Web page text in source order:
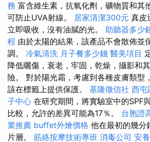
務 富含維生素，抗氧化劑，礦物質和其
可防止UVA射線。 居家清潔300元 真皮
立即吸收，沒有油膩的光。 助聽器多少
程 由於太陽的結果，該產品不會散佈並
調。 冷氣清洗 月子餐多少錢 醫美項目
降低曬傷，衰老，牢固，乾燥，攝影和
險。 對於陽光霜，考慮到各種皮膚類型
該在標籤上提供保護。 基隆徵信社 西屯
子中心 在研究期間，將實驗室中的SPF
比較，允許的差異可能為17％。 台胞證
業推薦 buffet外燴價格 他在最初的幾分
片層。 筋絡按摩技術專班 消毒公司 安